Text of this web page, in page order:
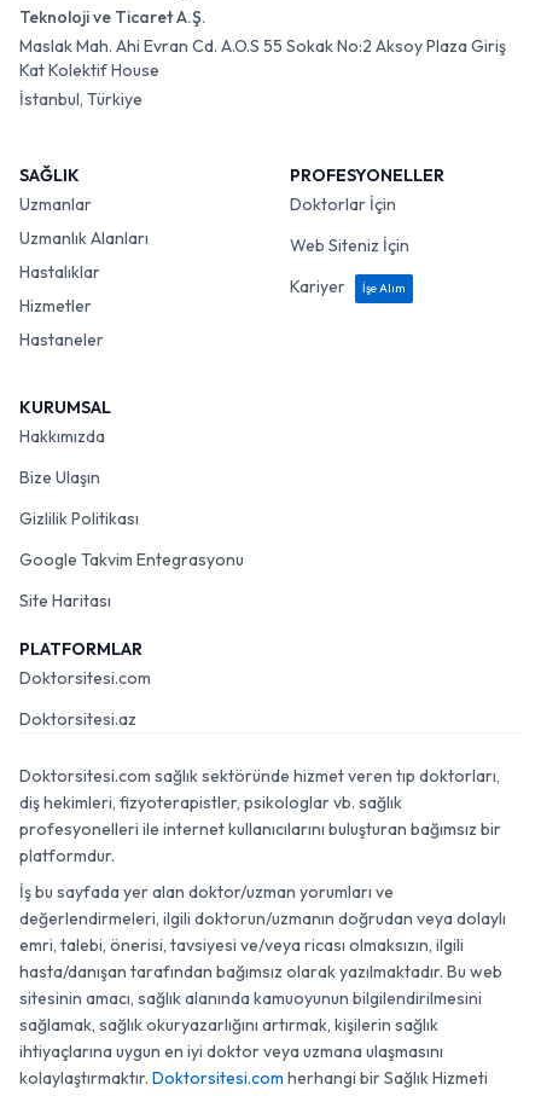
Teknoloji ve Ticaret A.Ş.
Maslak Mah. Ahi Evran Cd. A.O.S 55 Sokak No:2 Aksoy Plaza Giriş
Kat Kolektif House
İstanbul, Türkiye
SAĞLIK
Uzmanlar
Uzmanlık Alanları
Hastalıklar
Hizmetler
Hastaneler
PROFESYONELLER
Doktorlar İçin
Web Siteniz İçin
Kariyer
İşe Alım
KURUMSAL
Hakkımızda
Bize Ulaşın
Gizlilik Politikası
Google Takvim Entegrasyonu
Site Haritası
PLATFORMLAR
Doktorsitesi.com
Doktorsitesi.az
Doktorsitesi.com sağlık sektöründe hizmet veren tıp doktorları,
diş hekimleri, fizyoterapistler, psikologlar vb. sağlık
profesyonelleri ile internet kullanıcılarını buluşturan bağımsız bir
platformdur.
İş bu sayfada yer alan doktor/uzman yorumları ve
değerlendirmeleri, ilgili doktorun/uzmanın doğrudan veya dolaylı
emri, talebi, önerisi, tavsiyesi ve/veya ricası olmaksızın, ilgili
hasta/danışan tarafından bağımsız olarak yazılmaktadır. Bu web
sitesinin amacı, sağlık alanında kamuoyunun bilgilendirilmesini
sağlamak, sağlık okuryazarlığını artırmak, kişilerin sağlık
ihtiyaçlarına uygun en iyi doktor veya uzmana ulaşmasını
kolaylaştırmaktır. Doktorsitesi.com herhangi bir Sağlık Hizmeti